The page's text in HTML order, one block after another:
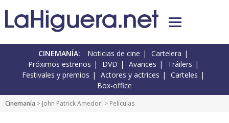
CINEMANÍA: Noticias de cine
Cartelera
Próximos estrenos
DVD Avances
Tráilers
Festivales y premios
Actores y actrices
Carteles
Box-office
Cinemanía > John Patrick Amedori > Películas